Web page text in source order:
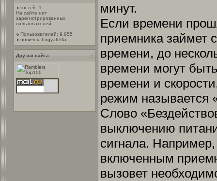
Гостей: 1
На сайте нет
зарегистрированных
пользователей
Пользователей: 9,955
новичок: Logyattella
Друзья сайта
минут.
Если времени
приемника займет
времени, до
времени могут
времени и
режим называется
Слово
выключению
сигнала.
включенным
вызовет